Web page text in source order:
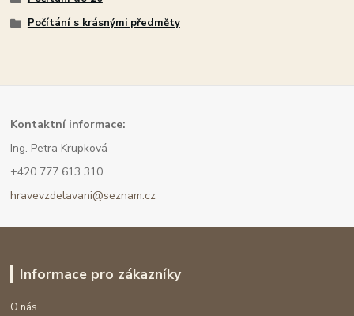
Počítání s krásnými předměty
Kontaktní informace:
Ing. Petra Krupková
+420 777 613 310
hravevzdelavani@seznam.cz
Informace pro zákazníky
O nás